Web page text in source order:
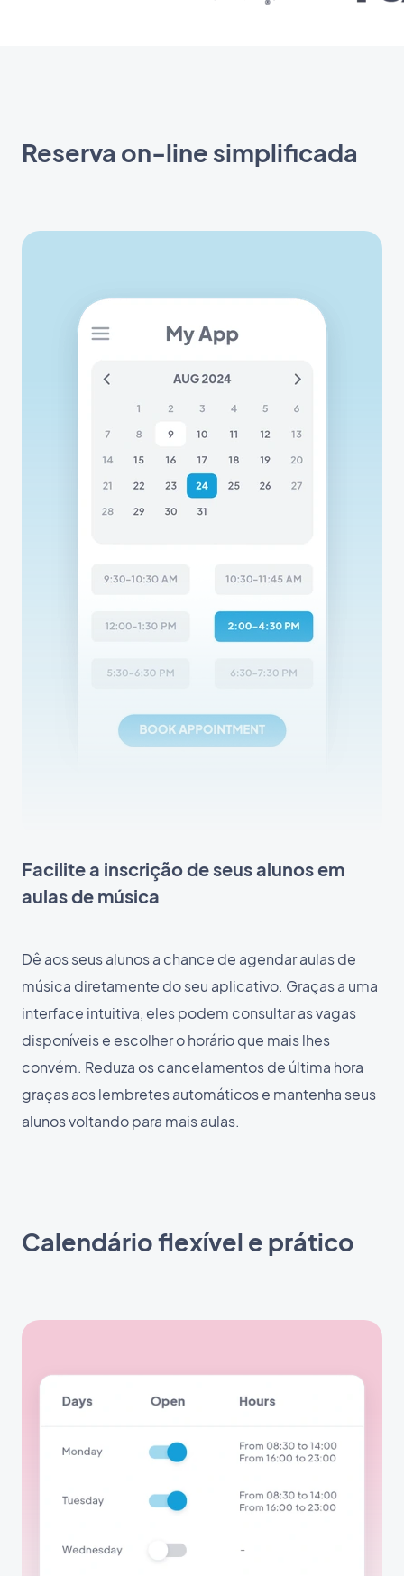
Reserva on-line simplificada
Facilite a inscrição de seus alunos em
aulas de música
Dê aos seus alunos a chance de agendar aulas de
música diretamente do seu aplicativo. Graças a uma
interface intuitiva, eles podem consultar as vagas
disponíveis e escolher o horário que mais lhes
convém. Reduza os cancelamentos de última hora
graças aos lembretes automáticos e mantenha seus
alunos voltando para mais aulas.
Calendário flexível e prático